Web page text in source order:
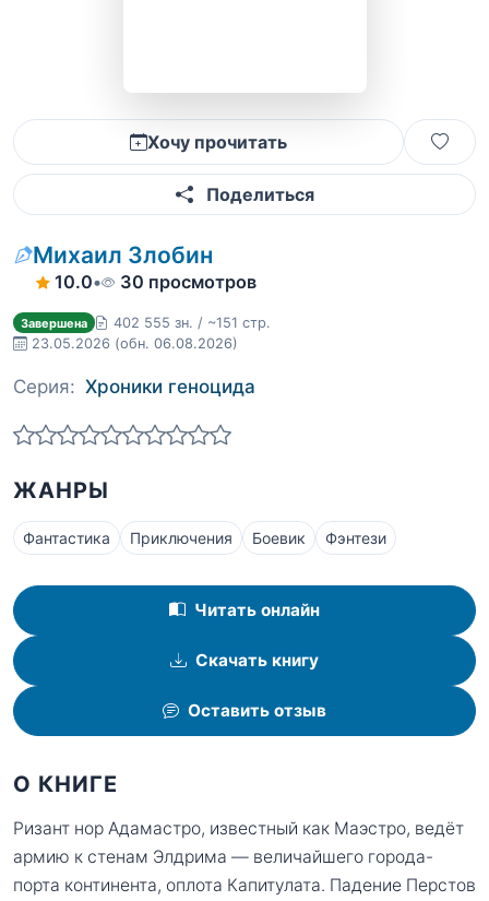
Хочу прочитать
Поделиться
Михаил Злобин
10.0• 30 просмотров
Завершена
402 555 зн. / ~151 стр.
23.05.2026 (обн. 06.08.2026)
Серия: Хроники геноцида
ЖАНРЫ
Фантастика Приключения Боевик Фэнтези
Читать онлайн
Скачать книгу
Оставить отзыв
О КНИГЕ
Ризант нор Адамастро, известный как Маэстро, ведёт
армию к стенам Элдрима — величайшего города-
порта континента, оплота Капитулата. Падение Перстов